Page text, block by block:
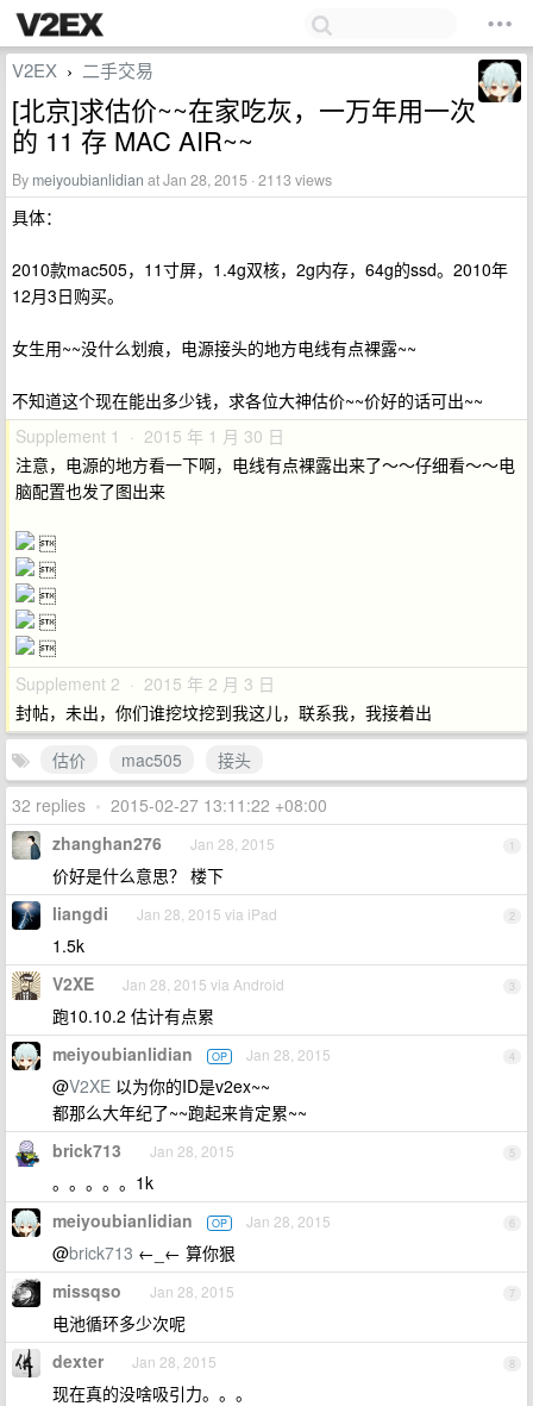
V2EX › 二手交易
[北京]求估价~~在家吃灰，一万年用一次
的 11 存 MAC AIR~~
By meiyoubianlidian at Jan 28, 2015 · 2113 views
具体：
2010款mac505，11寸屏，1.4g双核，2g内存，64g的ssd。2010年
12月3日购买。
女生用~~没什么划痕，电源接头的地方电线有点裸露~~
不知道这个现在能出多少钱，求各位大神估价~~价好的话可出~~
Supplement 1 · 2015 年 1 月 30 日
注意，电源的地方看一下啊，电线有点裸露出来了～～仔细看～～电
脑配置也发了图出来





Supplement 2 · 2015 年 2 月 3 日
封帖，未出，你们谁挖坟挖到我这儿，联系我，我接着出
估价
mac505
接头
32 replies • 2015-02-27 13:11:22 +08:00
1
zhanghan276 Jan 28, 2015
价好是什么意思？ 楼下
2
liangdi Jan 28, 2015 via iPad
1.5k
3
V2XE Jan 28, 2015 via Android
跑10.10.2 估计有点累
4
meiyoubianlidian OP Jan 28, 2015
@V2XE 以为你的ID是v2ex~~
都那么大年纪了~~跑起来肯定累~~
5
brick713 Jan 28, 2015
。。。。。1k
6
meiyoubianlidian OP Jan 28, 2015
@brick713 ←_← 算你狠
7
missqso Jan 28, 2015
电池循环多少次呢
8
dexter Jan 28, 2015
现在真的没啥吸引力。。。